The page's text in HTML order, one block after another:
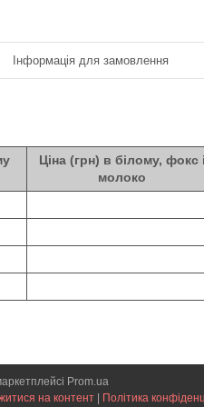
Інформація для замовлення
Ціна (грн) в білому, фокс і
молоко
Prom.ua
на контент Політика